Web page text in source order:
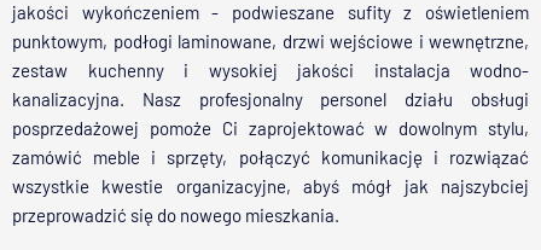
jakości wykończeniem - podwieszane sufity z oświetleniem
punktowym, podłogi laminowane, drzwi wejściowe i wewnętrzne,
zestaw kuchenny i wysokiej jakości instalacja wodno-
kanalizacyjna. Nasz profesjonalny personel działu obsługi
posprzedażowej pomoże Ci zaprojektować w dowolnym stylu,
zamówić meble i sprzęty, połączyć komunikację i rozwiązać
wszystkie kwestie organizacyjne, abyś mógł jak najszybciej
przeprowadzić się do nowego mieszkania.